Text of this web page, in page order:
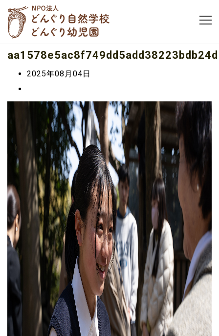
aa1578e5ac8f749dd5add38223bdb24d
2025年08月04日